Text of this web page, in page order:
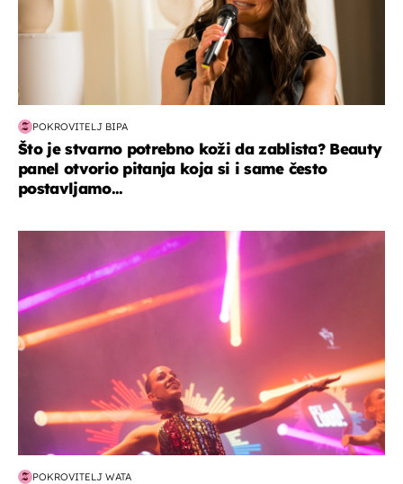
POKROVITELJ BIPA
Što je stvarno potrebno koži da zablista? Beauty
panel otvorio pitanja koja si i same često
postavljamo...
POKROVITELJ WATA